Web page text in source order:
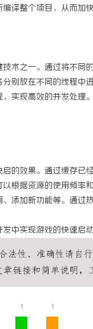
译整个项目，从而加
之一。通过将不同
别放在不同的线程
实现高效的并发处
效果。通过缓存已
根据资源的使用频
添加新功能等。通
实现游戏的快速启
1 1
550FC45耐磨改性颗粒